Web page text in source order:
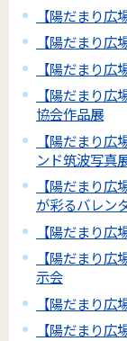
【陽だまり
【陽だまり
【陽だまり
【陽だまり
協会作品展
【陽だまり
ンド筑波写真
【陽だまり
が彩るバレン
【陽だまり
【陽だまり
示会
【陽だまり
【陽だまり